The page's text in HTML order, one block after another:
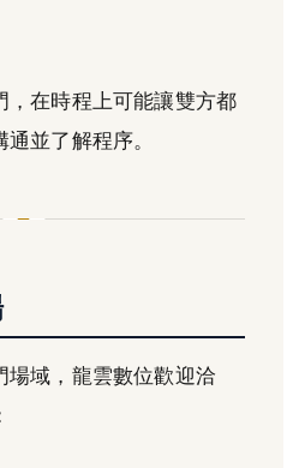
，在時程上可能讓雙方都
並了解程序。
場域，龍雲數位歡迎洽